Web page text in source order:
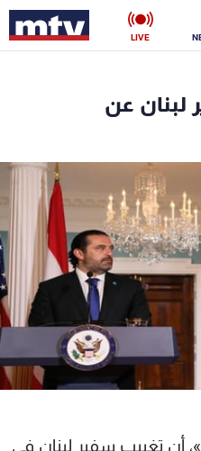
LIVE
لبنان عن
أن تغييب سفير لبنان في
ناس
فن
رياضة